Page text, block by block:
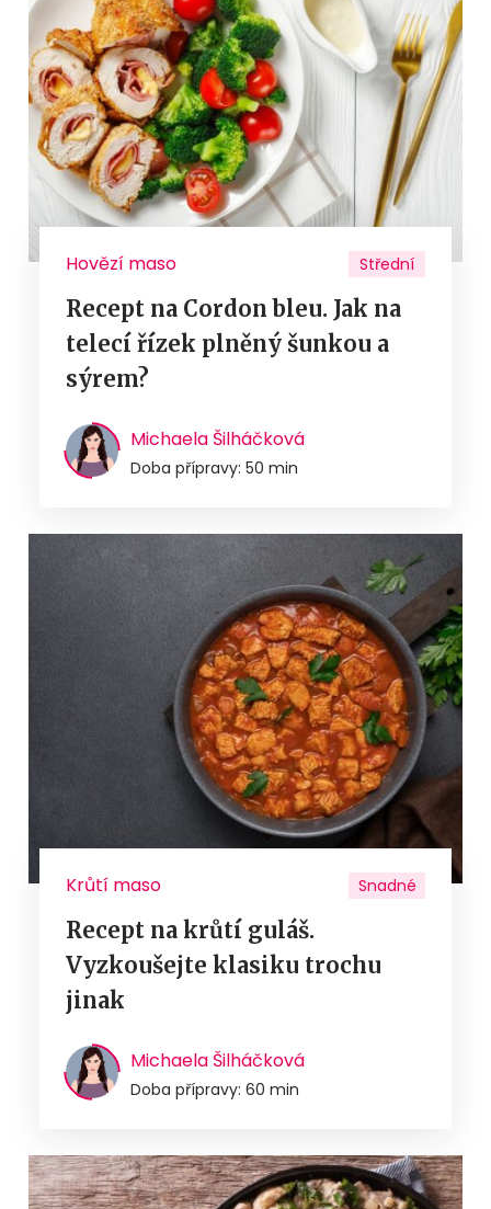
Hovězí maso Střední
Recept na Cordon bleu. Jak na
telecí řízek plněný šunkou a
sýrem?
Michaela Šilháčková
Doba přípravy: 50 min
Krůtí maso Snadné
Recept na krůtí guláš.
Vyzkoušejte klasiku trochu
jinak
Michaela Šilháčková
Doba přípravy: 60 min